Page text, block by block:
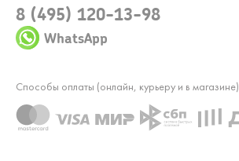
8 (495) 120-13-98
WhatsApp
Способы оплаты (онлайн, курьеру и в магазине)